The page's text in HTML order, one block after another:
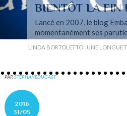
BIENTÔT LA FIN !
Lancé en 2007, le blog
momentanément ses
LINDA BORTOLETTO : UNE LONGUE
PARSTEPHANEDUGAST
2016
31/05